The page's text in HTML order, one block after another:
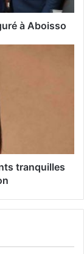
à Aboisso
tranquilles